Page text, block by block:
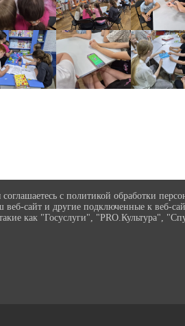
с политикой обработки
сайт и другие подключенные к веб-
как "Госуслуги", "PRO.Культура",